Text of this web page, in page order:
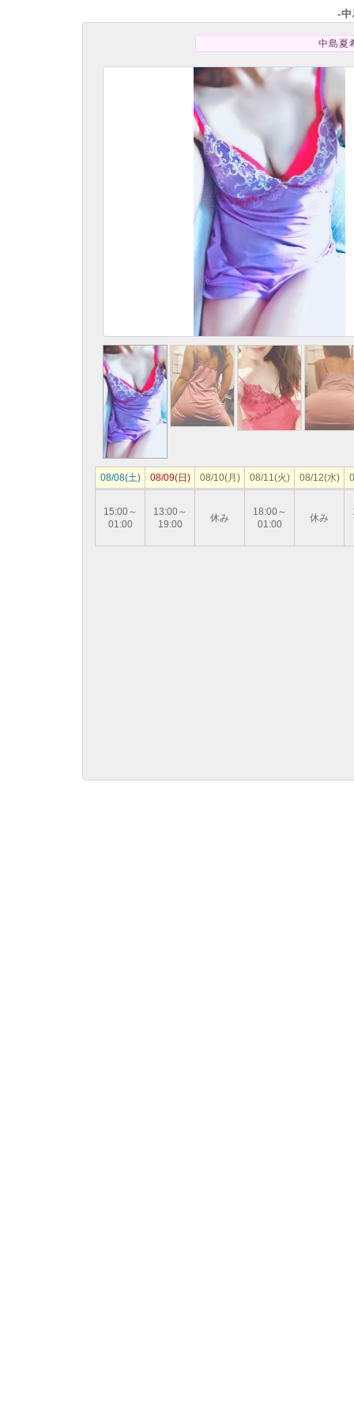
-
中島夏
08/08(土) 08/09(日) 08/10(月) 08/11(火) 08/12(水)
15:00～
01:00
13:00～
19:00
休み
18:00～
01:00
休み
リピー